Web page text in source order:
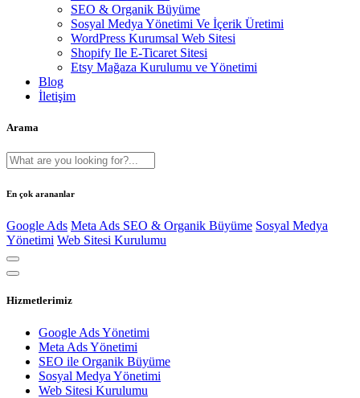
SEO & Organik Büyüme
Sosyal Medya Yönetimi Ve İçerik Üretimi
WordPress Kurumsal Web Sitesi
Shopify Ile E-Ticaret Sitesi
Etsy Mağaza Kurulumu ve Yönetimi
Blog
İletişim
Arama
En çok arananlar
Google Ads Meta Ads SEO & Organik Büyüme Sosyal Medya
Yönetimi Web Sitesi Kurulumu
Hizmetlerimiz
Google Ads Yönetimi
Meta Ads Yönetimi
SEO ile Organik Büyüme
Sosyal Medya Yönetimi
Web Sitesi Kurulumu